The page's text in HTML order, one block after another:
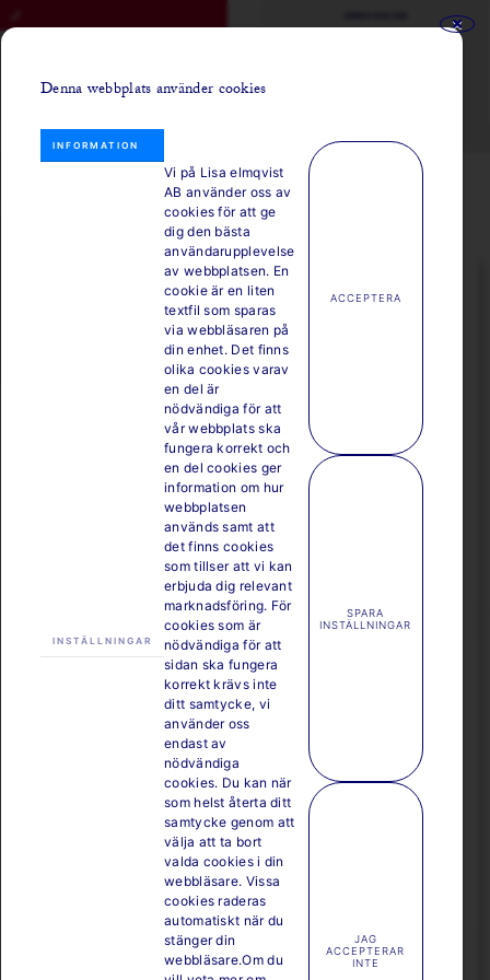
LISA ELMQVIST 300 RECEPT
VARM GAZPACHO MED
KRÄFTSTJÄRTAR.
Denna spanska soppa behöver inte alltid serveras iskall.
Den blir toppen-god varm med grädde och kräftstjärtar.
Egentligen ska ingredienserna malas i kvarn, men
matberedare eller mixer går bra. Bäst blir soppan om den
får ”mogna” över natten.
Till 4 personer behöver du:
3 skivor vitt bröd 2 röd spansk pepparfrukt
1 dl rödvinsvinäger 1 knippa persilja
2 mogna tomater ½ dl olivolja
4 dl tomatjuice 1–2 dl vatten
1 grön paprika salt och malen vitpeppar
1 röd paprika 1 krm kajennpeppar
1 zucchini 1 dl vispgrädde
1 gul lök 12 kokta kräftstjärtar
6 vitlöksklyftor
Så här gör du:
Skär bort kanterna från brödskivorna och lägg dem
i vinägern. Skålla, skala och skär tomaterna i bitar.
Ansa och skär paprika, zucchini och lök i ungefär
Denna webbplats använder cookies
INFORMATION
INSTÄLLNINGAR
Vi på Lisa elmqvist
AB använder oss av
cookies för att ge
dig den bästa
användarupplevelse
av webbplatsen. En
cookie är en liten
textfil som sparas
via webbläsaren på
din enhet. Det finns
olika cookies varav
en del är
nödvändiga för att
vår webbplats ska
fungera korrekt och
en del cookies ger
information om hur
webbplatsen
används samt att
det finns cookies
som tillser att vi kan
erbjuda dig relevant
marknadsföring. För
cookies som är
nödvändiga för att
sidan ska fungera
korrekt krävs inte
ditt samtycke, vi
använder oss
endast av
nödvändiga
cookies. Du kan när
som helst återta ditt
samtycke genom att
välja att ta bort
valda cookies i din
webbläsare. Vissa
cookies raderas
automatiskt när du
stänger din
webbläsare.Om du
JAG
ACCEPTERAR
INTE
SPARA
INSTÄLLNINGAR
ACCEPTERA